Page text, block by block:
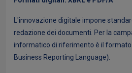
L'innovazione digitale impone
redazione dei documenti. Per la
informatico di riferimento è il formato
Business Reporting Language).